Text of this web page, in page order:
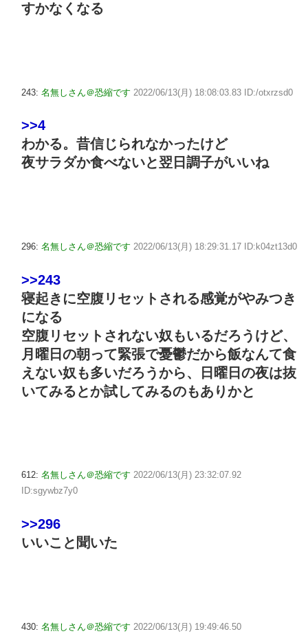
すかなくなる
243: 名無しさん＠恐縮です 2022/06/13(月) 18:08:03.83 ID:/otxrzsd0
>>4
わかる。昔信じられなかったけど
夜サラダか食べないと翌日調子がいいね
296: 名無しさん＠恐縮です 2022/06/13(月) 18:29:31.17 ID:k04zt13d0
>>243
寝起きに空腹リセットされる感覚がやみつき
になる
空腹リセットされない奴もいるだろうけど、
月曜日の朝って緊張で憂鬱だから飯なんて食
えない奴も多いだろうから、日曜日の夜は抜
いてみるとか試してみるのもありかと
612: 名無しさん＠恐縮です 2022/06/13(月) 23:32:07.92
ID:sgywbz7y0
>>296
いいこと聞いた
430: 名無しさん＠恐縮です 2022/06/13(月) 19:49:46.50